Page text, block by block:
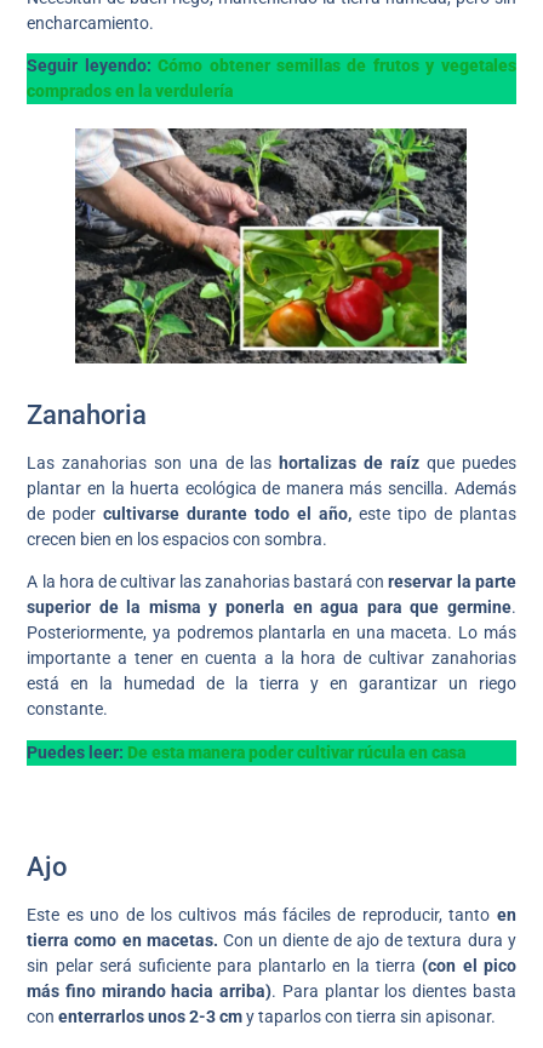
encharcamiento.
Seguir leyendo:Cómo obtener semillas de frutos y vegetales
comprados en la verdulería
Zanahoria
Las zanahorias son una de las hortalizas de raízque puedes
plantar en la huerta ecológica de manera más sencilla. Además
de podercultivarse durante todo el año,este tipo de plantas
crecen bien en los espacios con sombra.
A la hora de cultivar las zanahorias bastará conreservar la parte
superior de la misma y ponerla en agua para que germine.
Posteriormente, ya podremos plantarla en una maceta. Lo más
importante a tener en cuenta a la hora de cultivar zanahorias
está en la humedad de la tierra y en garantizar un riego
constante.
Puedes leer: De esta manera poder cultivar rúcula en casa
Ajo
Este es uno de los cultivos más fáciles de reproducir, tanto en
tierra como en macetas. Con un diente de ajo de textura dura y
sin pelar será suficiente para plantarlo en la tierra(con el pico
más fino mirando hacia arriba). Para plantar los dientes basta
con enterrarlos unos 2-3 cmy taparlos con tierra sin apisonar.